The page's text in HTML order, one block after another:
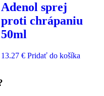
Adenol sprej
proti chrápaniu
50ml
13.27 € Pridať do košíka